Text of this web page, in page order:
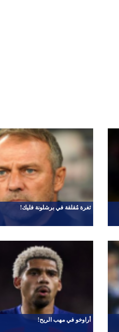
ثغرة مُقلقة في برشلونة فليك!
أراوخو في مهب الريح!